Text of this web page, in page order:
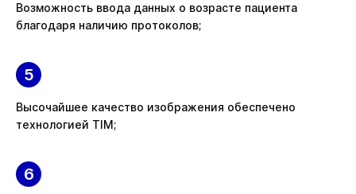
Возможность ввода данных о возрасте пациента
благодаря наличию протоколов;
Высочайшее качество изображения обеспечено
технологией TIM;